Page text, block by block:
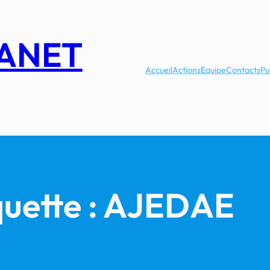
AccueilActionsEquipeContacts
:AJEDAE